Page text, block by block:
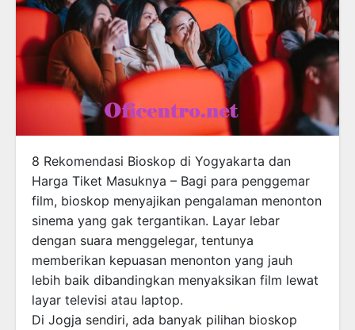
8 Rekomendasi Bioskop di Yogyakarta dan
Harga Tiket Masuknya – Bagi para penggemar
film, bioskop menyajikan pengalaman menonton
sinema yang gak tergantikan. Layar lebar
dengan suara menggelegar, tentunya
memberikan kepuasan menonton yang jauh
lebih baik dibandingkan menyaksikan film lewat
layar televisi atau laptop.
Di Jogja sendiri, ada banyak pilihan bioskop